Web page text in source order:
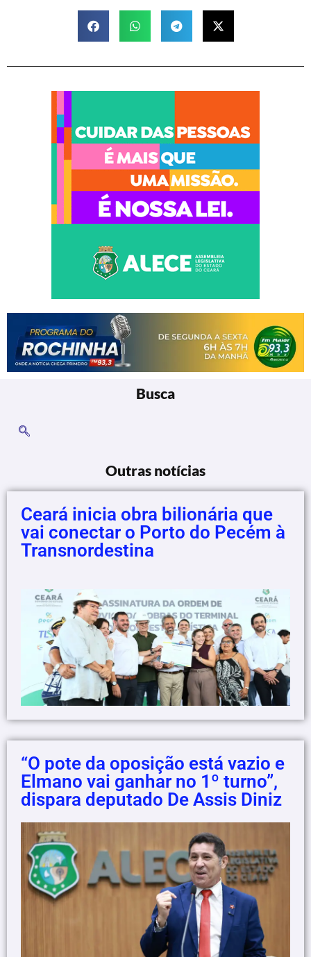
Busca
Outras notícias
Ceará inicia obra bilionária que
vai conectar o Porto do Pecém à
Transnordestina
“O pote da oposição está vazio e
Elmano vai ganhar no 1º turno”,
dispara deputado De Assis Diniz